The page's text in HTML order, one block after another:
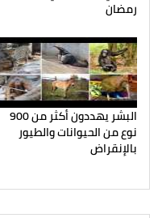
رمضان
البشر يهددون أكثر من 900
نوع من الحيوانات والطيور
بالإنقراض